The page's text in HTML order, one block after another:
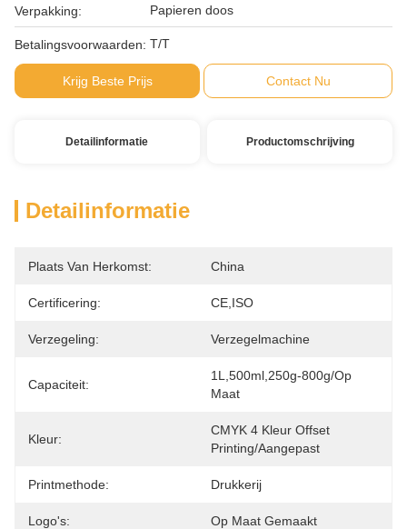
Verpakking: Papieren doos
Betalingsvoorwaarden: T/T
Krijg Beste Prijs Contact Nu
Detailinformatie Productomschrijving
Detailinformatie
Plaats Van Herkomst: China
Certificering: CE,ISO
Verzegeling: Verzegelmachine
Capaciteit:
1L,500ml,250g-800g/op
Maat
Kleur:
CMYK 4 Kleur Offset
Printing/Aangepast
Printmethode: Drukkerij
Logo's: Op Maat Gemaakt